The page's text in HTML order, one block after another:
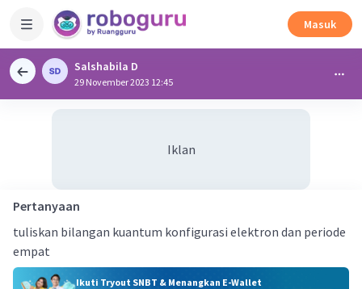
Masuk
Salshabila D
29 November 2023 12:45
Iklan
Pertanyaan
tuliskan bilangan kuantum konfigurasi elektron dan periode
empat
Ikuti Tryout SNBT & Menangkan E-Wallet